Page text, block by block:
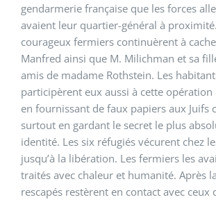
gendarmerie française que les forces
avaient leur quartier-général à
courageux fermiers continuèrent à
Manfred ainsi que M. Milichman et sa
amis de madame Rothstein. Les
participèrent eux aussi à cette opération
en fournissant de faux papiers aux Juifs
surtout en gardant le secret le plus
identité. Les six réfugiés vécurent chez
jusqu’à la libération. Les fermiers les
traités avec chaleur et humanité. Après
rescapés restèrent en contact avec ceux